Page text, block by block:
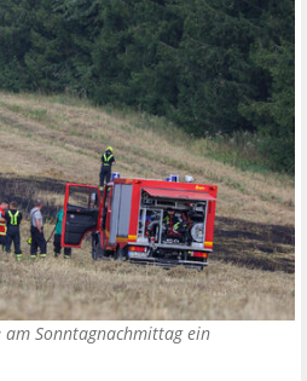
am Sonntagnachmittag ein